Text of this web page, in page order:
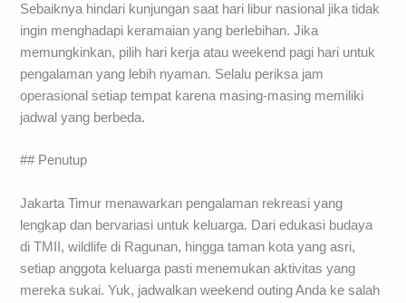
Sebaiknya hindari kunjungan saat hari libur nasional jika tidak
ingin menghadapi keramaian yang berlebihan. Jika
memungkinkan, pilih hari kerja atau weekend pagi hari untuk
pengalaman yang lebih nyaman. Selalu periksa jam
operasional setiap tempat karena masing-masing memiliki
jadwal yang berbeda.
## Penutup
Jakarta Timur menawarkan pengalaman rekreasi yang
lengkap dan bervariasi untuk keluarga. Dari edukasi budaya
di TMII, wildlife di Ragunan, hingga taman kota yang asri,
setiap anggota keluarga pasti menemukan aktivitas yang
mereka sukai. Yuk, jadwalkan weekend outing Anda ke salah